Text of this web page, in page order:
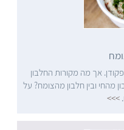
אך מה מקורות החלבון
מהחי ובין חלבון מהצומח? על
>>>